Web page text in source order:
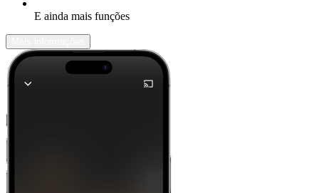
E ainda mais funções